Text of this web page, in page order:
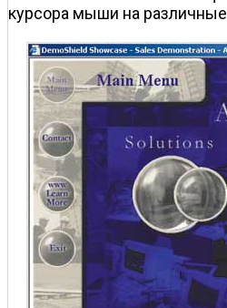
курсора мыши на